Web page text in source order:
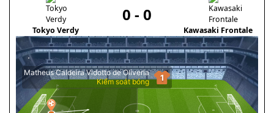
Tokyo Verdy
0 - 0
Kawasaki Frontale